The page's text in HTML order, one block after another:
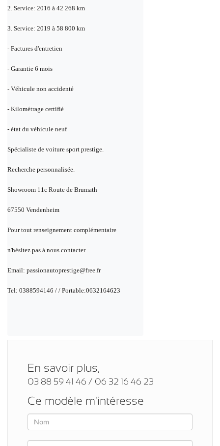
2. Service: 2016 à 42 268 km
3. Service: 2019 à 58 800 km
- Factures d'entretien
- Garantie 6 mois
- Véhicule non accidenté
- Kilométrage certifié
- état du véhicule neuf
Spécialiste de voiture sport prestige.
Recherche personnalisée.
Showroom 11c Route de Brumath
67550 Vendenheim
Pour tout renseignement complémentaire
n'hésitez pas à nous contacter.
Email: passionautoprestige@free.fr
Tel: 0388594146 / / Portable:0632164623
En savoir plus,
03 88 59 41 46 / 06 32 16 46 23
Ce modèle m'intéresse